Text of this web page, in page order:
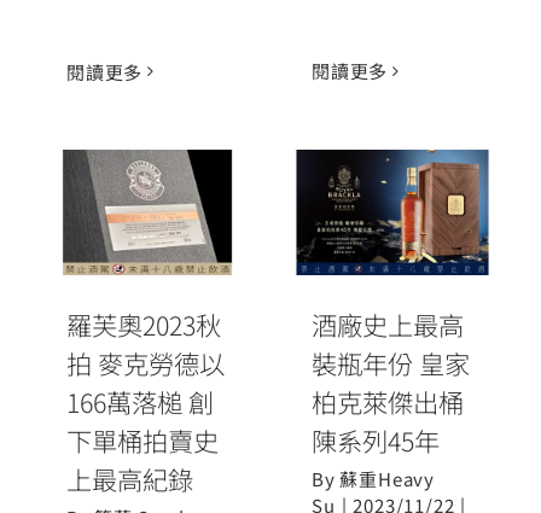
閱讀更多 閱讀更多
羅芙奧2023秋
拍 麥克勞德以
166萬落槌 創
下單桶拍賣史
上最高紀錄
羅芙奧2023秋
拍 麥克勞德以
166萬落槌 創
下單桶拍賣史
上最高紀錄
酒廠史上最高
裝瓶年份 皇家
柏克萊傑出桶
酒廠史上最高
裝瓶年份 皇家
柏克萊傑出桶
陳系列45年
By蘇重Heavy
Su | 2023/11/22 |